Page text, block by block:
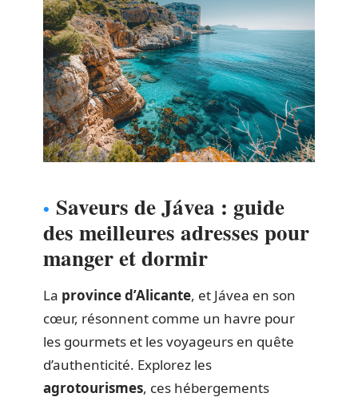
Saveurs de Jávea : guide
des meilleures adresses pour
manger et dormir
La province d’Alicante, et Jávea en son
cœur, résonnent comme un havre pour
les gourmets et les voyageurs en quête
d’authenticité. Explorez les
agrotourismes, ces hébergements